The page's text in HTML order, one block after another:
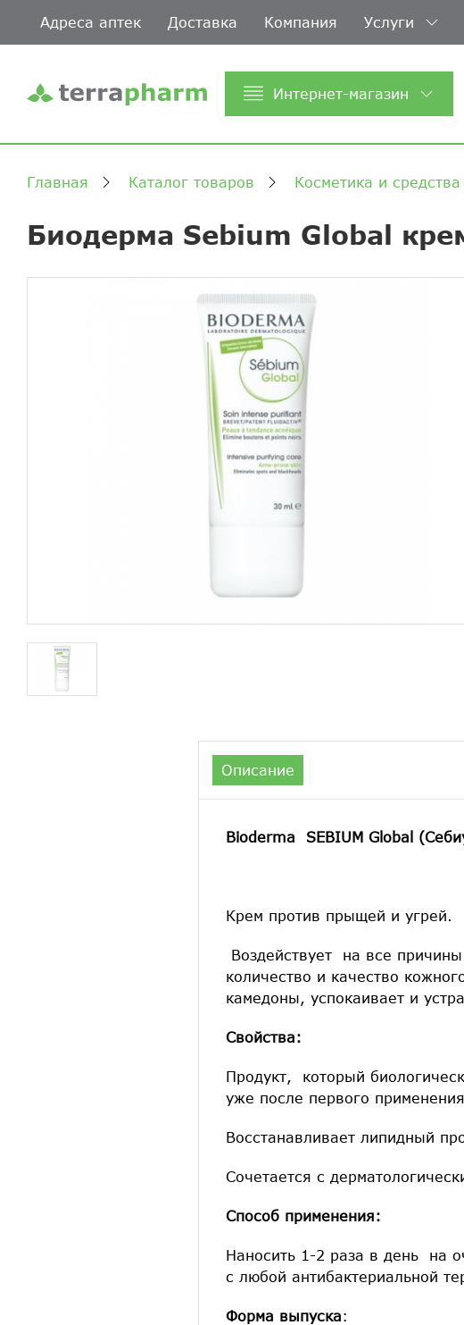
Адреса аптек Доставка Компания Услуги
Интернет-магазин
Главная Каталог товаров Косметика и
Биодерма Sebium Global
Описание
Bioderma SEBIUM Global (
Крем против прыщей и угрей.
Воздействует на все
количество и качество
камедоны, успокаивает и
Свойства:
Продукт, который
уже после первого применения.
Восстанавливает липидный
Сочетается с
Способ применения:
Наносить 1-2 раза в день на
с любой антибактериальной
Форма выпуска: